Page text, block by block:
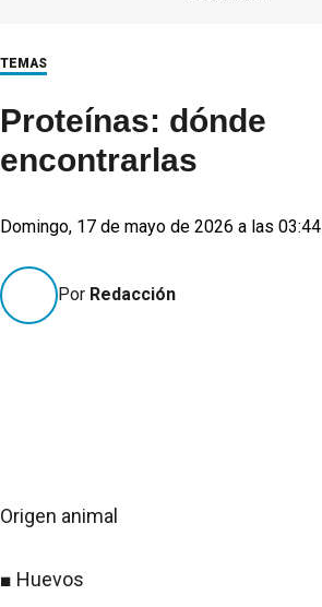
TEMAS
Proteínas: dónde
encontrarlas
Domingo, 17 de mayo de 2026 a las 03:44
Por Redacción
Origen animal
■ Huevos